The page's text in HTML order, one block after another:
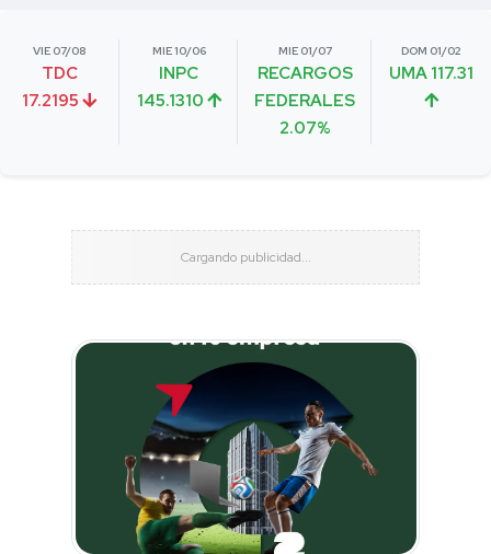
VIE 07/08
TDC
17.2195
MIE 10/06
INPC
145.1310
MIE 01/07
RECARGOS
FEDERALES
2.07%
DOM 01/02
UMA 117.31